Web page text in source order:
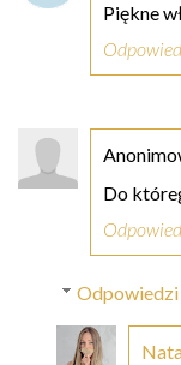
Piękne
Do
Odpowiedzi